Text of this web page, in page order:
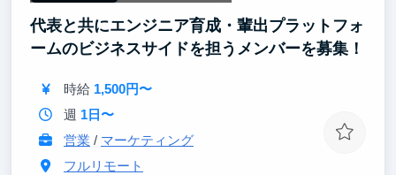
代表と共にエンジニア育成・輩出プラットフォ
ームのビジネスサイドを担うメンバーを募集！
時給 1,500円〜
週 1日〜
営業 / マーケティング
フルリモート